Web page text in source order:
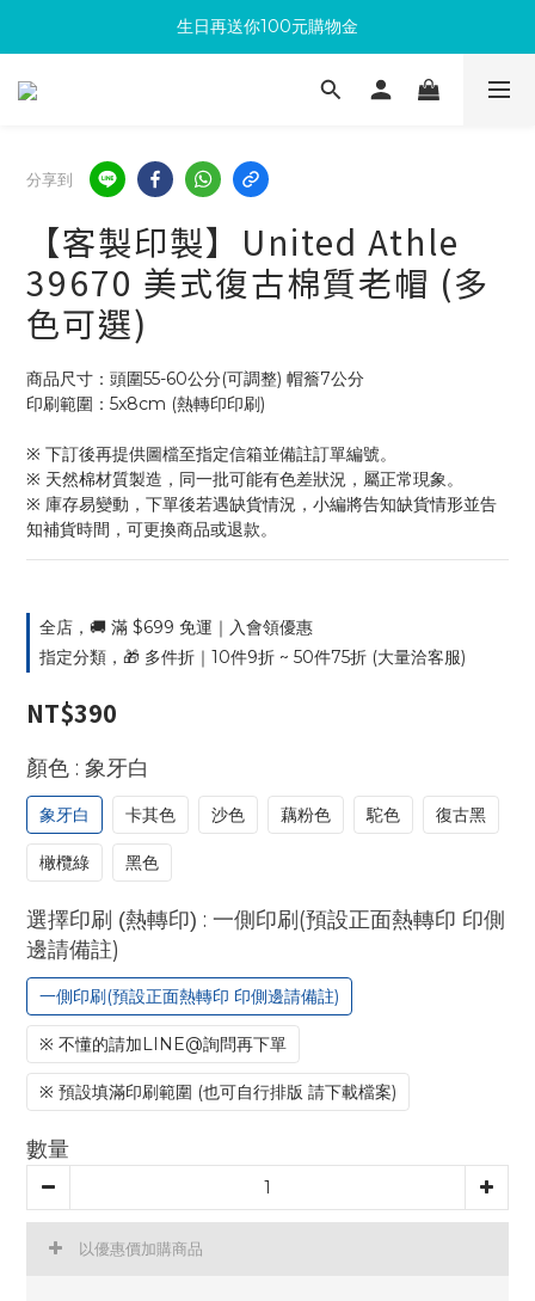
滿300回饋10%購物金
加入成為新會員 馬上領取50元購物金
分享到
【客製印製】United Athle
39670 美式復古棉質老帽 (多
色可選)
商品尺寸：頭圍55-60公分(可調整) 帽簷7公分
印刷範圍：5x8cm (熱轉印印刷)
※ 下訂後再提供圖檔至指定信箱並備註訂單編號。
※ 天然棉材質製造，同一批可能有色差狀況，屬正常現象。
※ 庫存易變動，下單後若遇缺貨情況，小編將告知缺貨情形並告
知補貨時間，可更換商品或退款。
全店，🚚 滿 $699 免運｜入會領優惠
指定分類，🎁 多件折｜10件9折 ~ 50件75折 (大量洽客服)
NT$390
顏色 : 象牙白
象牙白 卡其色 沙色 藕粉色 駝色 復古黑
橄欖綠 黑色
選擇印刷 (熱轉印) : 一側印刷(預設正面熱轉印 印側
邊請備註)
一側印刷(預設正面熱轉印 印側邊請備註)
※ 不懂的請加LINE@詢問再下單
※ 預設填滿印刷範圍 (也可自行排版 請下載檔案)
數量
以優惠價加購商品